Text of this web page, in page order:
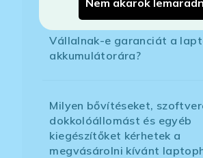
Vállalnak-e garanciát a
akkumulátorára?
Milyen bővítéseket,
dokkolóállomást és egyéb
kiegészítőket kérhetek a
megvásárolni kívánt